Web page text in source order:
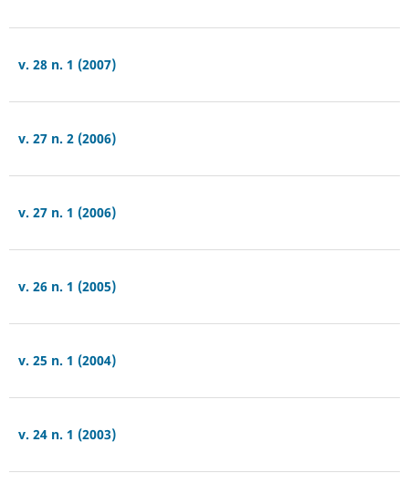
v. 28 n. 1 (2007)
v. 27 n. 2 (2006)
v. 27 n. 1 (2006)
v. 26 n. 1 (2005)
v. 25 n. 1 (2004)
v. 24 n. 1 (2003)